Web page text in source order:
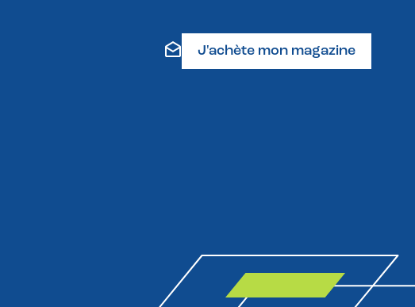
J'achète mon magazine